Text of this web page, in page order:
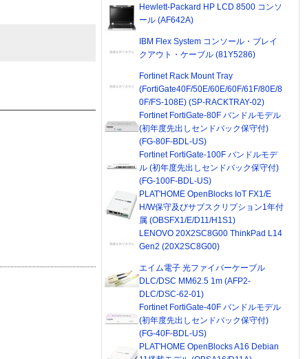
Hewlett-Packard HP LCD 8500 コンソ
ール (AF642A)
IBM Flex System コンソール・ブレイ
クアウト・ケーブル (81Y5286)
Fortinet Rack Mount Tray
(FortiGate40F/50E/60E/60F/61F/80E/8
0F/FS-108E) (SP-RACKTRAY-02)
Fortinet FortiGate-80F バンドルモデル
(初年度先出しセンドバック保守付)
(FG-80F-BDL-US)
Fortinet FortiGate-100F バンドルモデ
ル (初年度先出しセンドバック保守付)
(FG-100F-BDL-US)
PLAT'HOME OpenBlocks IoT FX1/E
H/W保守及びサブスクリプション1年付
属 (OBSFX1/E/D11/H1S1)
LENOVO 20X2SC8G00 ThinkPad L14
Gen2 (20X2SC8G00)
エイム電子 光ファイバーケーブル
DLC/DSC MM62.5 1m (AFP2-
DLC/DSC-62-01)
Fortinet FortiGate-40F バンドルモデル
(初年度先出しセンドバック保守付)
(FG-40F-BDL-US)
PLAT'HOME OpenBlocks A16 Debian